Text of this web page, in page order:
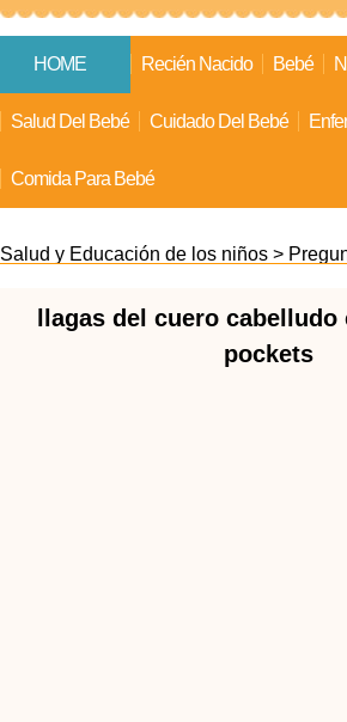
HOME Recién Nacido Bebé
Salud Del Bebé Cuidado Del Bebé
Comida Para Bebé
Salud y Educación de los niños >
llagas del cuero
pockets